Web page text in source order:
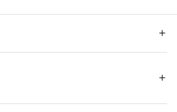
照明等により実際の商品と色味が異な
）